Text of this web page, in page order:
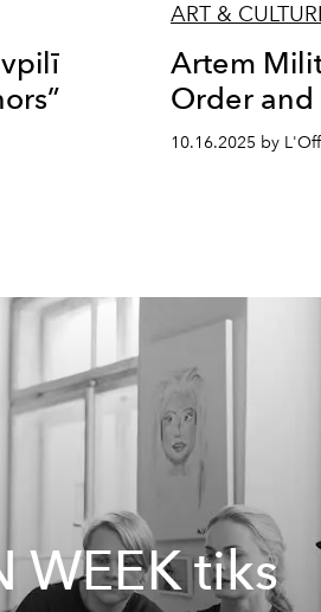
ART &
Artem
Order and
10.16.2025 by
WEEK tiks